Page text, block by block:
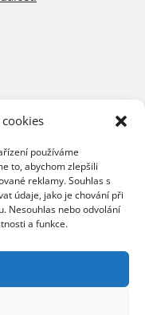
používáme
to, abychom zlepšili
reklamy. Souhlas s
údaje, jako je chování při
Nesouhlas nebo odvolání
a funkce.
Ostrava-Poruba
912 961,
Hradec Králové
615 380,